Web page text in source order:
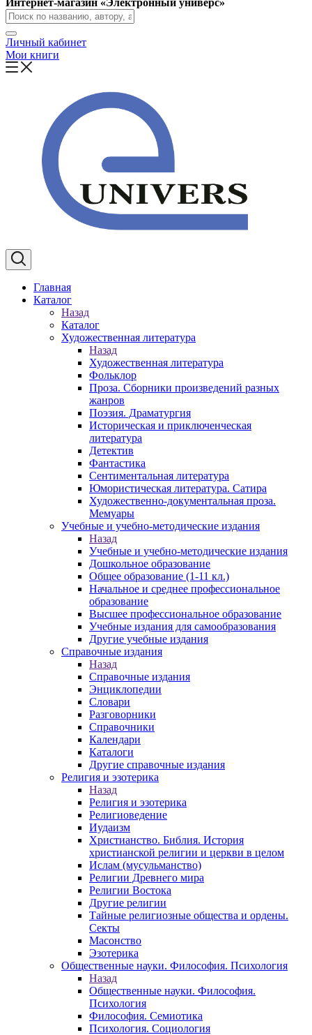
Интернет-магазин «Электронный универс»
Личный кабинет
Мои книги
Главная
Каталог
Назад
Каталог
Художественная литература
Назад
Художественная литература
Фольклор
Проза. Сборники произведений разных
жанров
Поэзия. Драматургия
Историческая и приключенческая
литература
Детектив
Фантастика
Сентиментальная литература
Юмористическая литература. Сатира
Художественно-документальная проза.
Мемуары
Учебные и учебно-методические издания
Назад
Учебные и учебно-методические издания
Дошкольное образование
Общее образование (1-11 кл.)
Начальное и среднее профессиональное
образование
Высшее профессиональное образование
Учебные издания для самообразования
Другие учебные издания
Справочные издания
Назад
Справочные издания
Энциклопедии
Словари
Разговорники
Справочники
Календари
Каталоги
Другие справочные издания
Религия и эзотерика
Назад
Религия и эзотерика
Религиоведение
Иудаизм
Христианство. Библия. История
христианской религии и церкви в целом
Ислам (мусульманство)
Религии Древнего мира
Религии Востока
Другие религии
Тайные религиозные общества и ордены.
Секты
Масонство
Эзотерика
Общественные науки. Философия. Психология
Назад
Общественные науки. Философия.
Психология
Философия. Семиотика
Психология. Социология